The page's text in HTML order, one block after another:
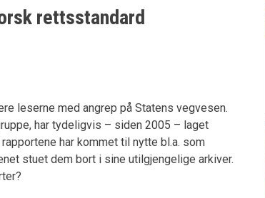
rettsstandard
leserne med angrep på Statens vegvesen.
har tydeligvis – siden 2005 – laget
har kommet til nytte bl.a. som
stuet dem bort i sine utilgjengelige arkiver.